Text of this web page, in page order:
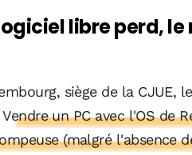
libre perd,
siège de la CJUE,
Vendre un PC avec l'OS de
(malgré l'absence